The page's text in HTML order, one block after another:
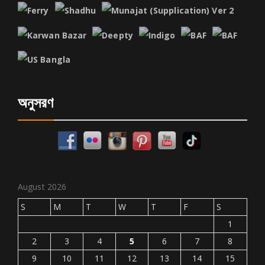
অনুসরণ
August 2026
S
M T W T F
S
1
2
3 4 5 6 7
8
9
10 11 12 13 14 15